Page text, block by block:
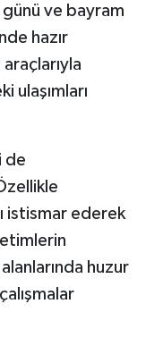
ve bayram
hazır
ulaşımları
de
istismar ederek
huzur